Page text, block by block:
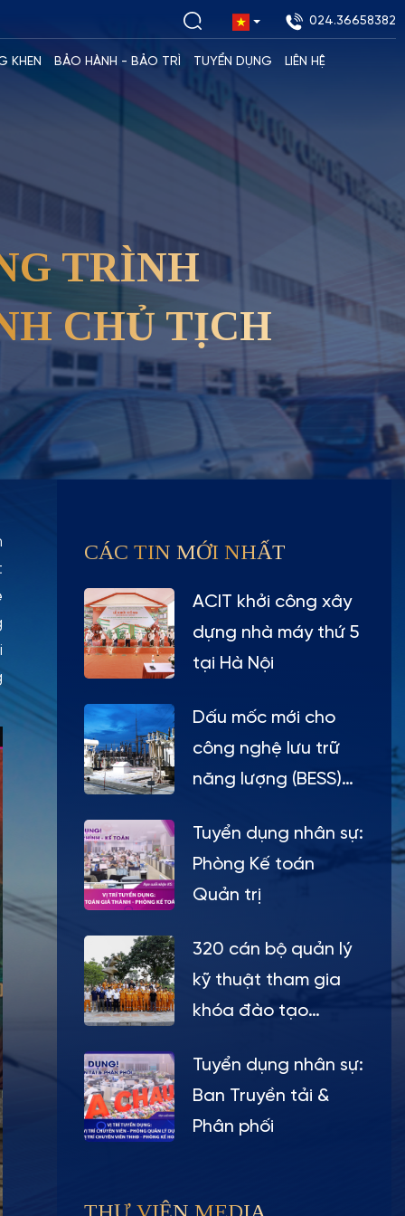
024.36658382
KHEN BẢO HÀNH - BẢO TRÌ TUYỂN DỤNG LIÊN HỆ
TRÌNH
CHỦ TỊCH
CÁC TIN MỚI NHẤT
ACIT khởi công xây
dựng nhà máy thứ 5
tại Hà Nội
Dấu mốc mới cho
công nghệ lưu trữ
năng lượng (BESS)
Tuyển dụng nhân sự:
Phòng Kế toán
Quản trị
320 cán bộ quản lý
kỹ thuật tham gia
khóa đào tạo
Tuyển dụng nhân sự:
Ban Truyền tải &
Phân phối
THƯ VIỆN MEDIA